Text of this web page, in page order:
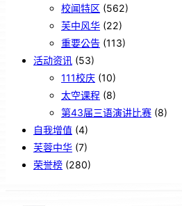
校闻特区 (562)
芙中风华 (22)
重要公告 (113)
活动资讯 (53)
111校庆 (10)
太空课程 (8)
第43届三语演讲比赛 (8)
自我增值 (4)
芙蓉中华 (7)
荣誉榜 (280)